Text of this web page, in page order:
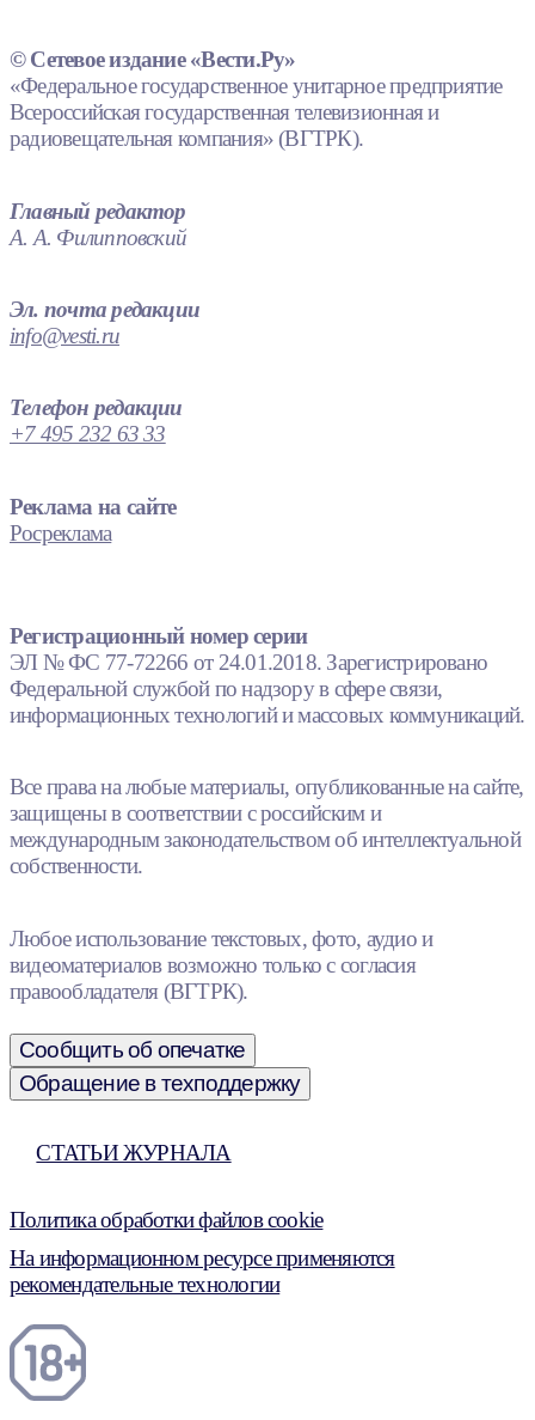
© Сетевое издание «Вести.Ру»
«Федеральное государственное унитарное предприятие
Всероссийская государственная телевизионная и
радиовещательная компания» (ВГТРК).
Главный редактор
А. А. Филипповский
Эл. почта редакции
info@vesti.ru
Телефон редакции
+7 495 232 63 33
Реклама на сайте
Росреклама
Регистрационный номер серии
ЭЛ № ФС 77-72266 от 24.01.2018. Зарегистрировано
Федеральной службой по надзору в сфере связи,
информационных технологий и массовых коммуникаций.
Все права на любые материалы, опубликованные на сайте,
защищены в соответствии с российским и
международным законодательством об интеллектуальной
собственности.
Любое использование текстовых, фото, аудио и
видеоматериалов возможно только с согласия
правообладателя (ВГТРК).
Сообщить об опечатке
Обращение в техподдержку
СТАТЬИ ЖУРНАЛА
Политика обработки файлов cookie
На информационном ресурсе применяются
рекомендательные технологии